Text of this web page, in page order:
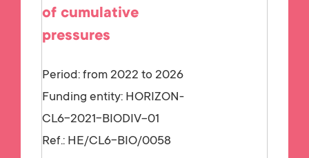
of cumulative
pressures
Period: from 2022 to 2026
Funding entity: HORIZON-
CL6-2021-BIODIV-01
Ref.: HE/CL6-BIO/0058